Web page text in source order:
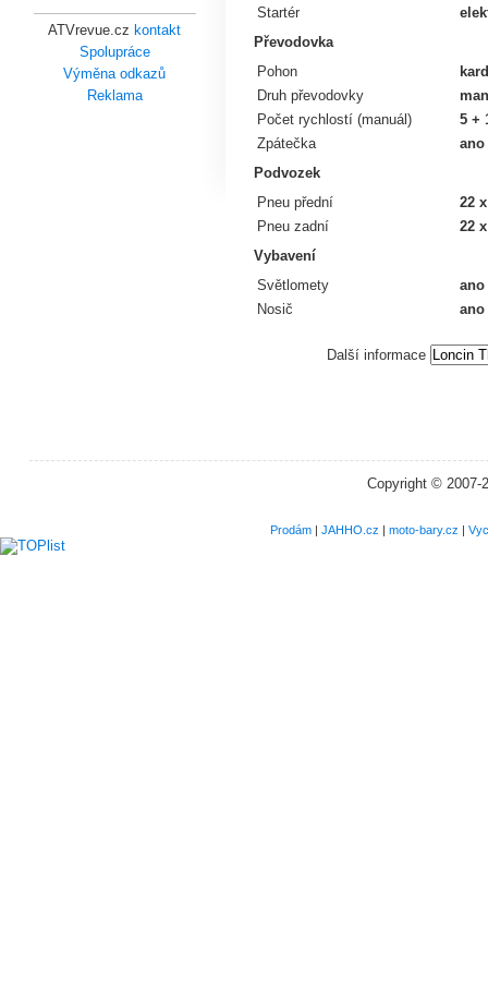
Startér
Převodovka
Pohon
Druh převodovky
Počet rychlostí (manuál)
5 +
Zpátečka
ano
Podvozek
Pneu přední
22
Pneu zadní
22
Vybavení
Světlomety
ano
Nosič
ano
Další informace
ATVrevue.cz kontakt
Spolupráce
Výměna odkazů
Reklama
Copyright © 2007-
Prodám| JAHHO.cz | moto-bary.cz |